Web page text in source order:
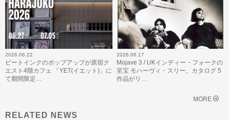
2026.06.22
ビートインクのポップアップが原宿ク
エスト4階カフェ 「YET(イエット)」に
て期間限定…
2026.06.17
Mojave 3 / UKインディー・フォークの
至宝 モハーヴィ・スリー。カタログ 5
作品がリ…
MORE
RELATED NEWS